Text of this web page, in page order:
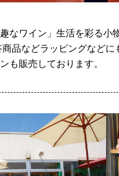
なワイン」生活を彩る
品などラッピングなど
も販売しております。